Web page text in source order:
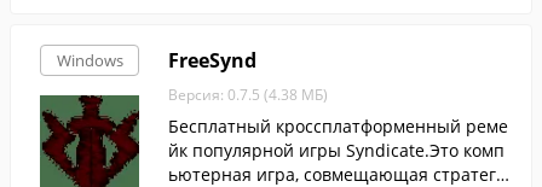
Windows FreeSynd
Версия: 0.7.5 (4.38 МБ)
Бесплатный кроссплатформенный реме
йк популярной игры Syndicate.Это комп
ьютерная игра, совмещающая стратеги